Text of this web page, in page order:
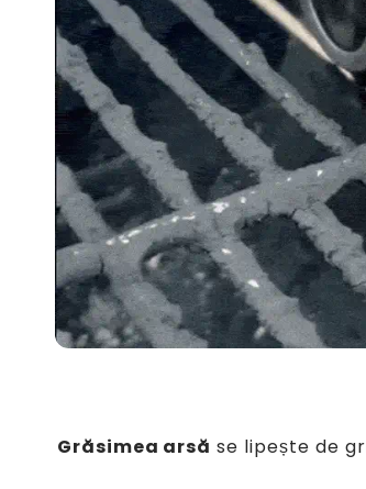
Grăsimea arsă se lipește de